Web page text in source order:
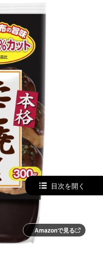
Amazonで見る
目次を開く